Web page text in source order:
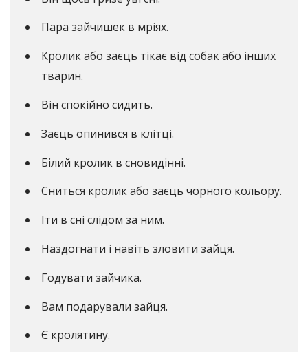
Пара зайчишек в мріях.
Кролик або заєць тікає від собак або інших
тварин.
Він спокійно сидить.
Заєць опинився в клітці.
Білий кролик в сновидінні.
Сниться кролик або заєць чорного кольору.
Іти в сні слідом за ним.
Наздогнати і навіть зловити зайця.
Годувати зайчика.
Вам подарували зайця.
Є кролятину.